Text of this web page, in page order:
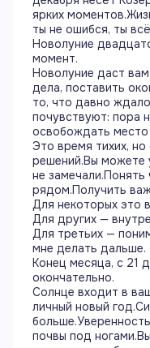
ярких
ты не ошибся, ты
Новолуние
момент.
Новолуние даст
дела, поставить
то, что давно
почувствуют: пора
освобождать место
Это время тихих,
решений.Вы можете
не
рядом.Получить
Для некоторых это
Для других —
Для третьих —
мне делать дальше.
Конец месяца, с 21
окончательно.
Солнце входит в
личный новый
почвы под